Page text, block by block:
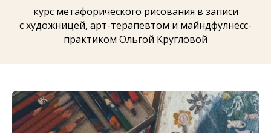
курс метафорического рисования в записи
с художницей, арт-терапевтом и майндфулнесс-
практиком Ольгой Кругловой